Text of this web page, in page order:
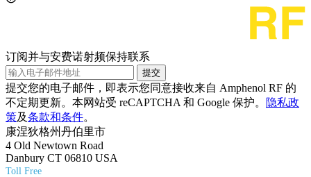
订阅并与安费诺射频保持联系
提交
提交您的电子邮件，即表示您同意接收来自 Amphenol RF 的
不定期更新。本网站受 reCAPTCHA 和 Google 保护。
隐私政
策及条款和条件。
康涅狄格州丹伯里市
4 Old Newtown Road
Danbury CT 06810 USA
Toll Free